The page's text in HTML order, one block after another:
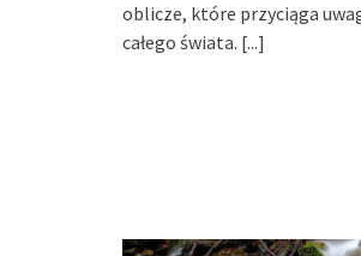
oblicze, które przyciąga
całego świata. [...]